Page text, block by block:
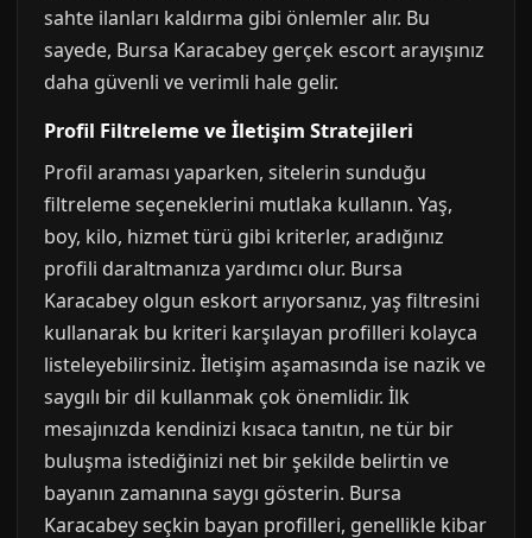
sahte ilanları kaldırma gibi önlemler alır. Bu
sayede, Bursa Karacabey gerçek escort arayışınız
daha güvenli ve verimli hale gelir.
Profil Filtreleme ve İletişim Stratejileri
Profil araması yaparken, sitelerin sunduğu
filtreleme seçeneklerini mutlaka kullanın. Yaş,
boy, kilo, hizmet türü gibi kriterler, aradığınız
profili daraltmanıza yardımcı olur. Bursa
Karacabey olgun eskort arıyorsanız, yaş filtresini
kullanarak bu kriteri karşılayan profilleri kolayca
listeleyebilirsiniz. İletişim aşamasında ise nazik ve
saygılı bir dil kullanmak çok önemlidir. İlk
mesajınızda kendinizi kısaca tanıtın, ne tür bir
buluşma istediğinizi net bir şekilde belirtin ve
bayanın zamanına saygı gösterin. Bursa
Karacabey seçkin bayan profilleri, genellikle kibar